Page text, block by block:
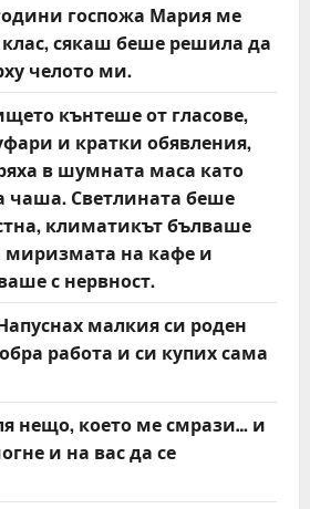
госпожа Мария ме
клас, сякаш беше решила да
челото ми.
кънтеше от гласове,
и кратки обявления,
в шумната маса като
чаша. Светлината беше
климатикът бълваше
миризмата на кафе и
с нервност.
малкия си роден
работа и си купих сама
нещо, което ме смрази… и
и на вас да се